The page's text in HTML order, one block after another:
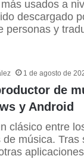
usados a
descargado
personas y
1 de agosto de
de
y Android
clásico entre
música. Tras
aplicaciones